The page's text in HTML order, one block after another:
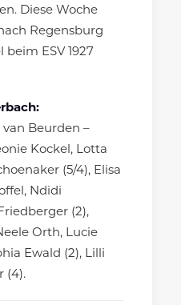
Diese Woche
Regensburg
ESV 1927
van Beurden –
Kockel, Lotta
(5/4), Elisa
Ndidi
(2),
Orth, Lucie
Ewald (2), Lilli
(4).